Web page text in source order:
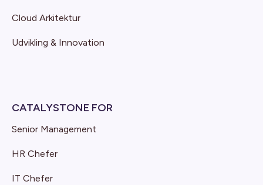
Cloud Arkitektur
Udvikling & Innovation
CATALYSTONE FOR
Senior Management
HR Chefer
IT Chefer